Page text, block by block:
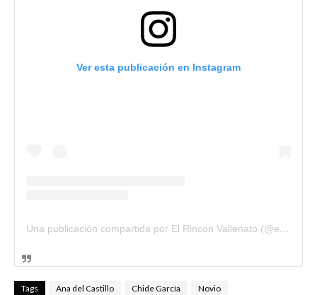
Ver esta publicación en Instagram
Una publicación compartida por El Rincon Vallenato (@elrinconvallenato)
Tags Ana del Castillo Chide García Novio